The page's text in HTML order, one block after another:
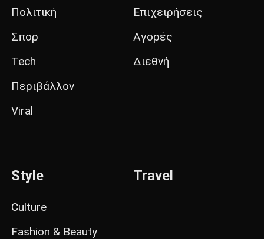
Πολιτική
Σπορ
Tech
Περιβάλλον
Viral
Επιχειρήσεις
Αγορές
Διεθνή
Style
Culture
Fashion & Beauty
Travel